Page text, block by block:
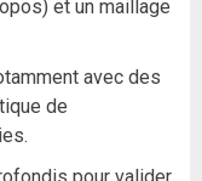
et un maillage
avec des
de